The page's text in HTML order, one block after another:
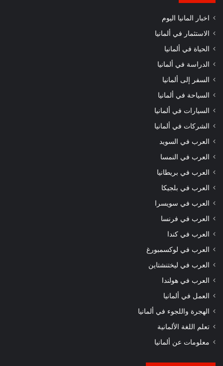
اخبار المانيا اليوم
الاستثمار في ألمانيا
الحياة في ألمانيا
الدراسة في ألمانيا
السفر إلى ألمانيا
السياحة في ألمانيا
السيارات في ألمانيا
الشركات في ألمانيا
العرب في السويد
العرب في النمسا
العرب في بريطانيا
العرب في بلجيكا
العرب في سويسرا
العرب في فرنسا
العرب في كندا
العرب في لوكسمبورغ
العرب في ليختنشتاين
العرب في هولندا
العمل في ألمانيا
الهجرة واللجوء في ألمانيا
تعلم اللغة الألمانية
معلومات عن ألمانيا